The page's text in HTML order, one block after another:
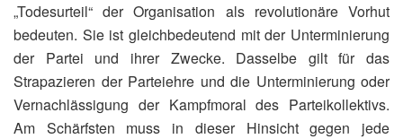
„Todesurteil“ der Organisation als revolutionäre Vorhut
bedeuten. Sie ist gleichbedeutend mit der Unterminierung
der Partei und ihrer Zwecke. Dasselbe gilt für das
Strapazieren der Parteiehre und die Unterminierung oder
Vernachlässigung der Kampfmoral des Parteikollektivs.
Am Schärfsten muss in dieser Hinsicht gegen jede